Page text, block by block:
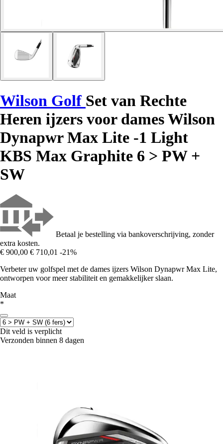
Wilson Golf Set van Rechte
Heren ijzers voor dames Wilson
Dynapwr Max Lite -1 Light
KBS Max Graphite 6 > PW +
SW
Betaal je bestelling via bankoverschrijving, zonder
extra kosten.
€ 900,00 € 710,01 -21%
Verbeter uw golfspel met de dames ijzers Wilson Dynapwr Max Lite,
ontworpen voor meer stabiliteit en gemakkelijker slaan.
Maat
*
Dit veld is verplicht
Verzonden binnen 8 dagen